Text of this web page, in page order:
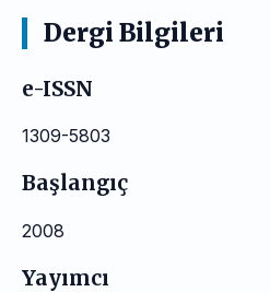
Dergi Bilgileri
e-ISSN
1309-5803
Başlangıç
2008
Yayımcı